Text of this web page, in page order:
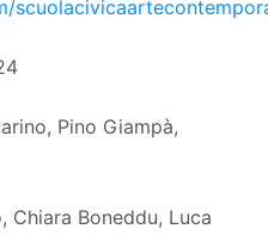
Pino Giampà,
Chiara Boneddu, Luca